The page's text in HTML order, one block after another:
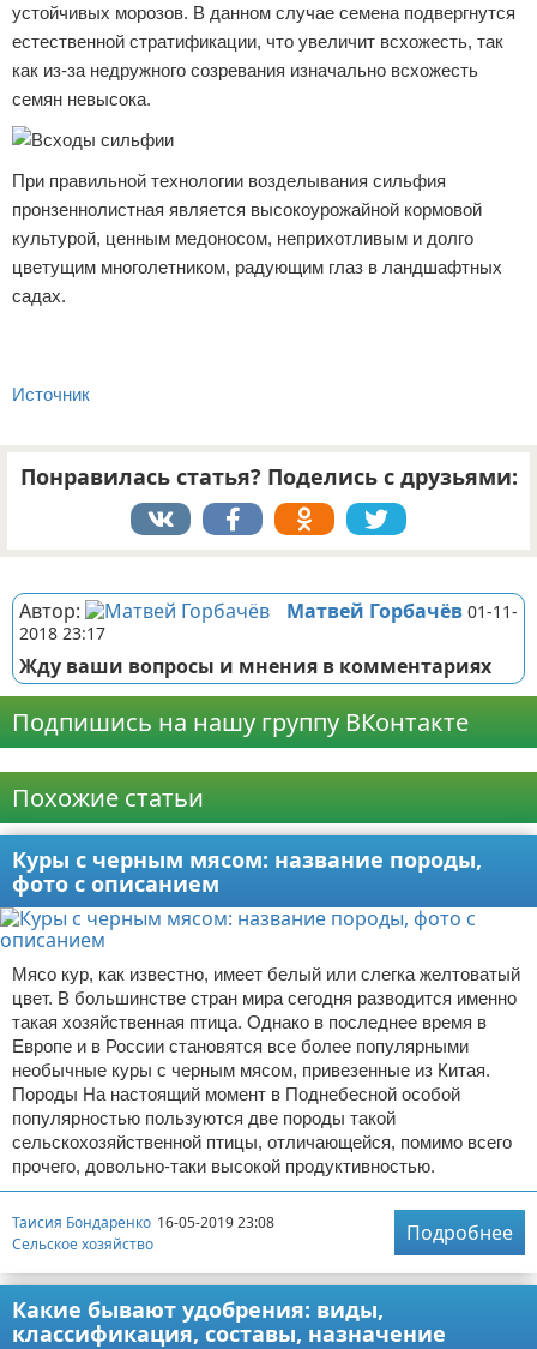
устойчивых морозов. В данном случае семена подвергнутся
естественной стратификации, что увеличит всхожесть, так
как из-за недружного созревания изначально всхожесть
семян невысока.
При правильной технологии возделывания сильфия
пронзеннолистная является высокоурожайной кормовой
культурой, ценным медоносом, неприхотливым и долго
цветущим многолетником, радующим глаз в ландшафтных
садах.
Источник
Понравилась статья? Поделись с друзьями:
Автор: Матвей Горбачёв 01-11-
2018 23:17
Жду ваши вопросы и мнения в комментариях
Подпишись на нашу группу ВКонтакте
Похожие статьи
Куры с черным мясом: название породы,
фото с описанием
Мясо кур, как известно, имеет белый или слегка желтоватый
цвет. В большинстве стран мира сегодня разводится именно
такая хозяйственная птица. Однако в последнее время в
Европе и в России становятся все более популярными
необычные куры с черным мясом, привезенные из Китая.
Породы На настоящий момент в Поднебесной особой
популярностью пользуются две породы такой
сельскохозяйственной птицы, отличающейся, помимо всего
прочего, довольно-таки высокой продуктивностью.
Таисия Бондаренко 16-05-2019 23:08
Сельское хозяйство
Подробнее
Какие бывают удобрения: виды,
классификация, составы, назначение